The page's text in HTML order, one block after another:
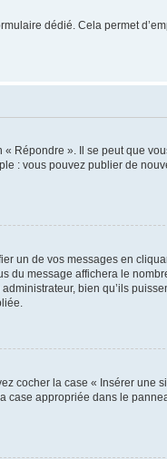
dédié. Cela permet
Répondre ». Il se peut que
: vous pouvez publier de
un de vos messages en
du message affichera le
bien qu’ils
cocher la case « Insérer une
case appropriée dans le